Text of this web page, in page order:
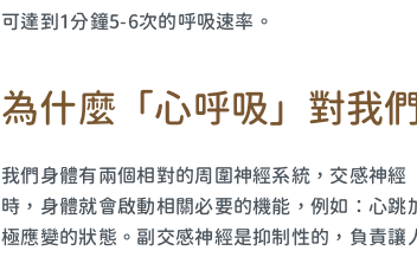
可達到1分鐘5-6次的呼吸速率。
為什麼「心呼吸」對我
我們身體有兩個相對的周圍神經系統，交感神
時，身體就會啟動相關必要的機能，例如：心
極應變的狀態。副交感神經是抑制性的，負責